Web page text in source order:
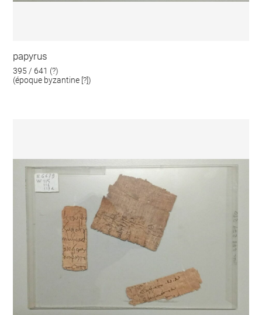
papyrus
395 / 641 (?)
(époque byzantine [?])